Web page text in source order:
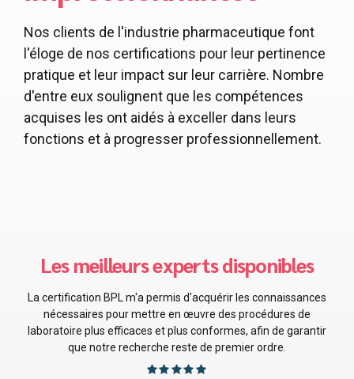
Nos clients de l'industrie pharmaceutique font
l'éloge de nos certifications pour leur pertinence
pratique et leur impact sur leur carrière. Nombre
d'entre eux soulignent que les compétences
acquises les ont aidés à exceller dans leurs
fonctions et à progresser professionnellement.
Les meilleures personnes pour moi !
La certification BPF m'a apporté des connaissances
inestimables sur les pratiques de fabrication qui ont
directement amélioré nos processus de production et notre
conformité.